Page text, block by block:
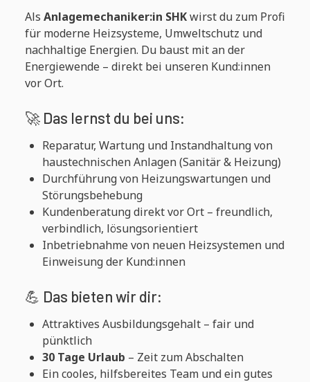
Als Anlagemechaniker:in SHKwirst du zum Profi
für moderne Heizsysteme, Umweltschutz und
nachhaltige Energien. Du baust mit an der
Energiewende – direkt bei unseren Kund:innen
vor Ort.
🚀 Das lernst du bei uns:
Reparatur, Wartung und Instandhaltung von
haustechnischen Anlagen (Sanitär & Heizung)
Durchführung von Heizungswartungen und
Störungsbehebung
Kundenberatung direkt vor Ort – freundlich,
verbindlich, lösungsorientiert
Inbetriebnahme von neuen Heizsystemen und
Einweisung der Kund:innen
💪 Das bieten wir dir:
Attraktives Ausbildungsgehalt – fair und
pünktlich
30 Tage Urlaub – Zeit zum Abschalten
Ein cooles, hilfsbereites Team und ein gutes